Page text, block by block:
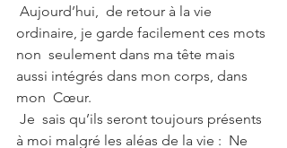
ordinaire, je garde facilement ces mots
non  seulement dans ma tête mais
aussi intégrés dans mon corps, dans
mon  Cœur.
à moi malgré les aléas de la vie :  Ne